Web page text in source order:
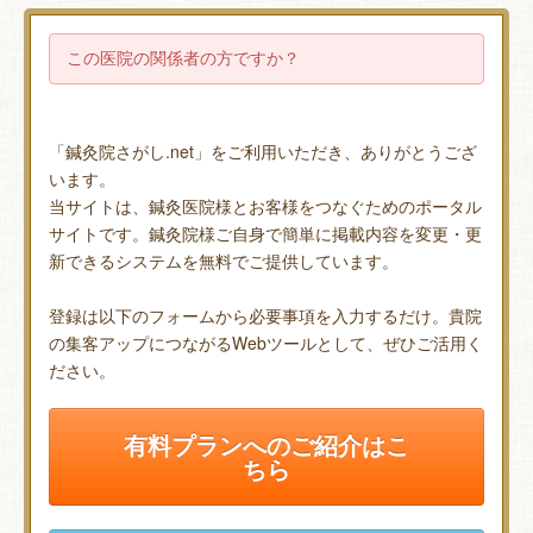
この医院の関係者の方ですか？
「鍼灸院さがし.net」をご利用いただき、ありがとうござ
います。
当サイトは、鍼灸医院様とお客様をつなぐためのポータル
サイトです。鍼灸院様ご自身で簡単に掲載内容を変更・更
新できるシステムを無料でご提供しています。
登録は以下のフォームから必要事項を入力するだけ。貴院
の集客アップにつながるWebツールとして、ぜひご活用く
ださい。
有料プランへのご紹介はこ
ちら